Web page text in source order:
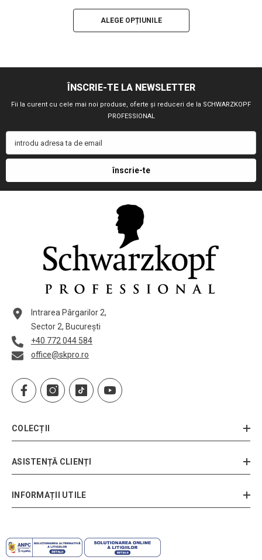
ALEGE OPȚIUNILE
ÎNSCRIE-TE LA NEWSLETTER
Fii la curent cu cele mai noi produse, oferte și reduceri de la SCHWARZKOPF
PROFESSIONAL
introdu adresa ta de email
înscrie-te
Intrarea Pârgarilor 2,
Sector 2, București
+40 772 044 584
office@skpro.ro
COLECȚII
ASISTENȚĂ CLIENȚI
INFORMAȚII UTILE